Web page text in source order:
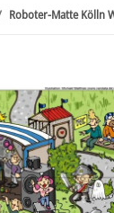
Roboter-Matte Kölln